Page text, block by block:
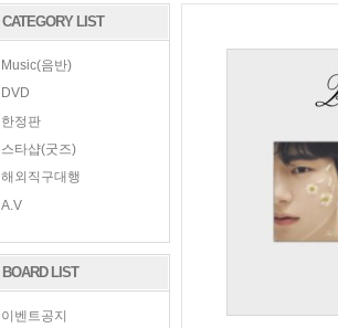
CATEGORY LIST
Music(음반)
DVD
한정판
스타샵(굿즈)
해외직구대행
A.V
BOARD LIST
이벤트공지